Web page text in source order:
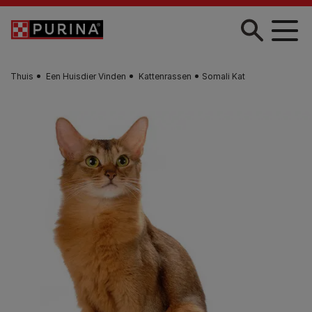
Skip to main content
Thuis Een Huisdier Vinden Kattenrassen Somali Kat